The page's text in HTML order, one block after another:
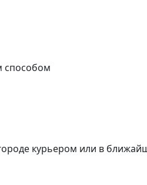
способом
курьером или в